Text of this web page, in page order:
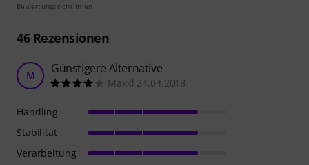
Bewertungsrichtlinien
46Rezensionen
M Günstigere Alternative
Mäxxl 24.04.2018
Handling
Stabilität
Verarbeitung